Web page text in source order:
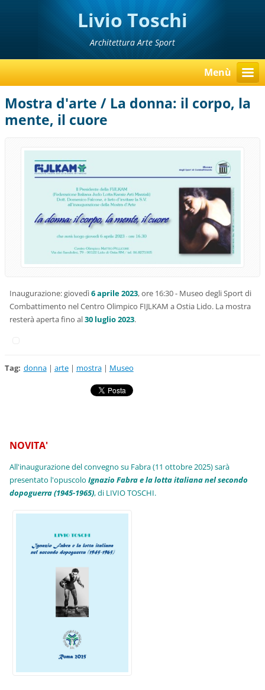
Livio Toschi
Architettura Arte Sport
Menù
Mostra d'arte / La donna: il corpo, la
mente, il cuore
Inaugurazione: giovedì6 aprile 2023, ore 16:30 - Museo degli Sport di
Combattimento nel Centro Olimpico FIJLKAM a Ostia Lido. La mostra
resterà aperta fino al30 luglio 2023.
Tag: donna | arte | mostra | Museo
NOVITA'
All'inaugurazione del convegno su Fabra (11 ottobre 2025) sarà
presentato l'opuscoloIgnazio Fabra e la lotta italiana nel secondo
dopoguerra (1945-1965), di LIVIO TOSCHI.